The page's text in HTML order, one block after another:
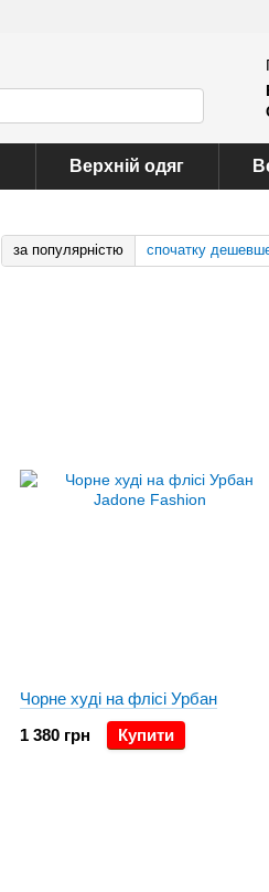
Верхній одяг
за популярністю спочатку
Чорне худі на флісі Урбан
1 380 грн
Купити